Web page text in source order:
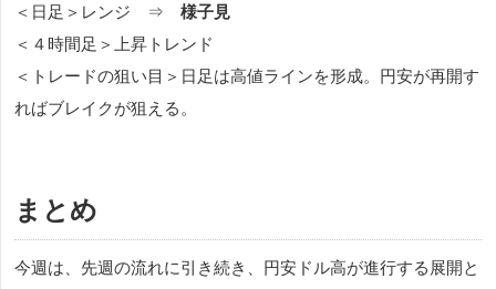
＜日足＞レンジ ⇒ 様子見
＜４時間足＞上昇トレンド
＜トレードの狙い目＞日足は高値ラインを形成。円安が再開す
ればブレイクが狙える。
まとめ
今週は、先週の流れに引き続き、円安ドル高が進行する展開と